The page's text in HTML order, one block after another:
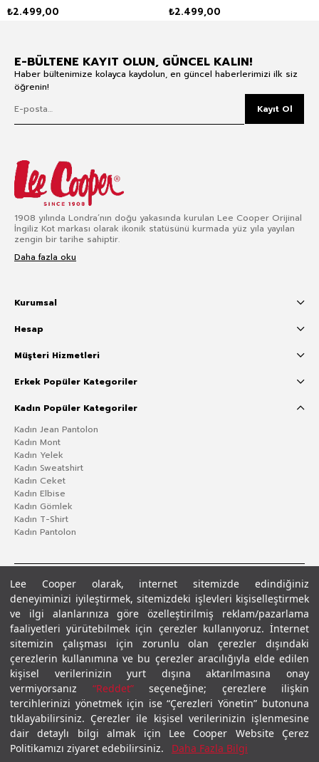
Lee Cooper olarak, internet sitemizde edindiğiniz
deneyiminizi iyileştirmek, sitemizdeki işlevleri kişiselleştirmek
ve ilgi alanlarınıza göre özelleştirilmiş reklam/pazarlama
faaliyetleri yürütebilmek için çerezler kullanıyoruz. İnternet
sitemizin çalışması için zorunlu olan çerezler dışındaki
çerezlerin kullanımına ve bu çerezler aracılığıyla elde edilen
kişisel verilerinizin yurt dışına aktarılmasına onay
vermiyorsanız “Reddet”seçeneğine; çerezlere ilişkin
tercihlerinizi yönetmek için ise “Çerezleri Yönetin” butonuna
tıklayabilirsiniz. Çerezler ile kişisel verilerinizin işlenmesine
dair detaylı bilgi almak için Lee Cooper Website Çerez
Politikamızı ziyaret edebilirsiniz.
Daha Fazla Bilgi
₺2.499,00
₺2.499,00
E-BÜLTENE KAYIT OLUN, GÜNCEL KALIN!
Haber bültenimize kolayca kaydolun, en güncel haberlerimizi ilk siz
öğrenin!
Kayıt Ol
1908 yılında Londra’nın doğu yakasında kurulan Lee Cooper Orijinal
İngiliz Kot markası olarak ikonik statüsünü kurmada yüz yıla yayılan
zengin bir tarihe sahiptir.
Daha fazla oku
Kurumsal
Hesap
Müşteri Hizmetleri
Erkek Popüler Kategoriler
Kadın Popüler Kategoriler
Kadın Jean Pantolon
Kadın Mont
Kadın Yelek
Kadın Sweatshirt
Kadın Ceket
Kadın Elbise
Kadın Gömlek
Kadın T-Shirt
Kadın Pantolon
Gizlilik PolitikasıÇerez Politikası KVKK Aydınlatma MetniŞartlar ve Koşullar
© 2026 Leecooper - Tüm Hakları Saklıdır.